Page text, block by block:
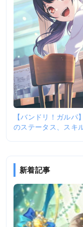
【バンドリ！ガル
のステータス、スキ
新着記事